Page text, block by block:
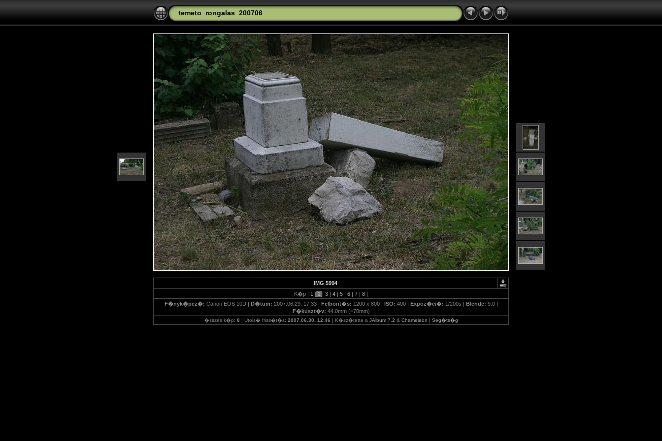
temeto_rongalas_200706
IMG 5994
K�p | 1 | 2 | 3 | 4 | 5 | 6 | 7 | 8 |
F�nyk�pez�: Canon EOS 10D | D�tum: 2007.06.29. 17:33 | Felbont�s: 1200 x 800 | ISO: 400 | Expoz�ci�: 1/200s | Blende: 9.0 |
F�kuszt�v: 44.0mm (=70mm)
�sszes k�p: 8 | Utols� friss�t�s: 2007.06.30. 12:46 | K�sz�tette a JAlbum 7.2 & Chameleon | Seg�ts�g